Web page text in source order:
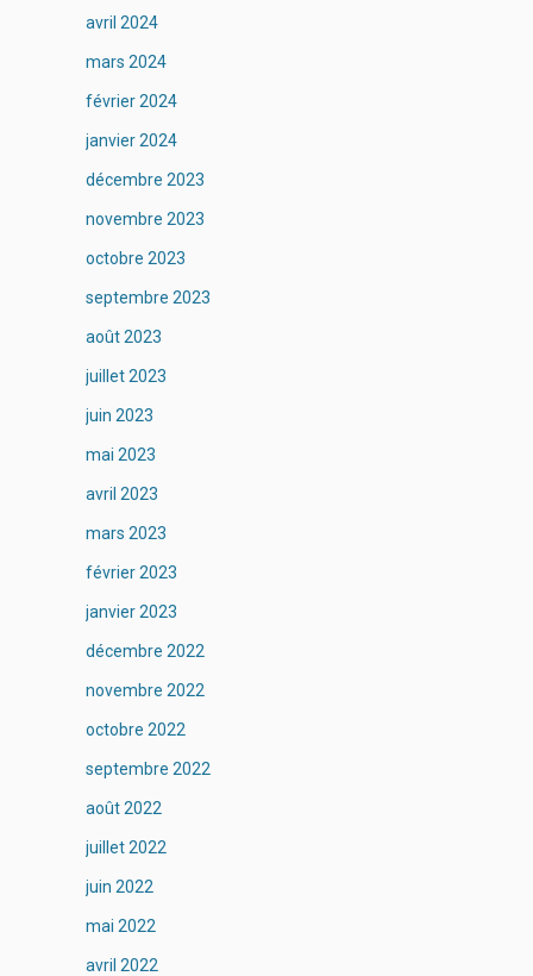
avril 2024
mars 2024
février 2024
janvier 2024
décembre 2023
novembre 2023
octobre 2023
septembre 2023
août 2023
juillet 2023
juin 2023
mai 2023
avril 2023
mars 2023
février 2023
janvier 2023
décembre 2022
novembre 2022
octobre 2022
septembre 2022
août 2022
juillet 2022
juin 2022
mai 2022
avril 2022